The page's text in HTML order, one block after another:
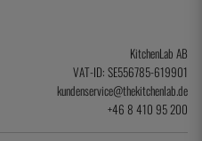
KitchenLab AB
VAT-ID: SE556785-619901
kundenservice@thekitchenlab.de
+46 8 410 95 200